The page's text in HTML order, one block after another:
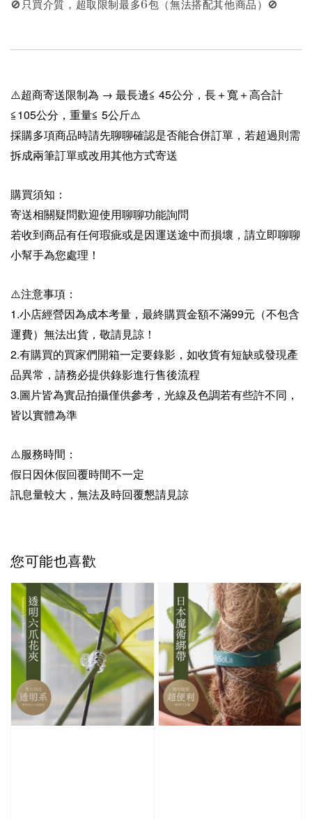
🚫只買介質，超取限制最多6包（無法搭配其他商品）🚫
⚠️超商寄送限制為 → 最長邊≦ 45公分，長＋寬＋高合計
≦105公分，重量≦ 5公斤⚠️
採購多項商品時請先聊聊確認是否能合併訂單，若超過則需
拆成兩筆訂單或改用其他方式寄送
購買須知：
寄送相關疑問歡迎使用聊聊功能詢問
若收到商品有任何瑕疵或是因運送途中而損壞，請立即聊聊
小幫手為您處理！
⚠️注意事項：
1.小店經營因為成本考量，最終購買金額不滿99元（不包含
運費）無法出貨，敬請見諒！
2.有購買的買家們開箱一定要錄影，如收貨有短缺或發現產
品異常，請務必提供錄影進行售後流程
3.圖片皆為實品拍攝僅供參考，光線及色調若有些許不同，
皆以實體為準
⚠️服務時間：
假日因休假回覆時間不一定
訊息量較大，無法及時回覆懇請見諒
您可能也喜歡